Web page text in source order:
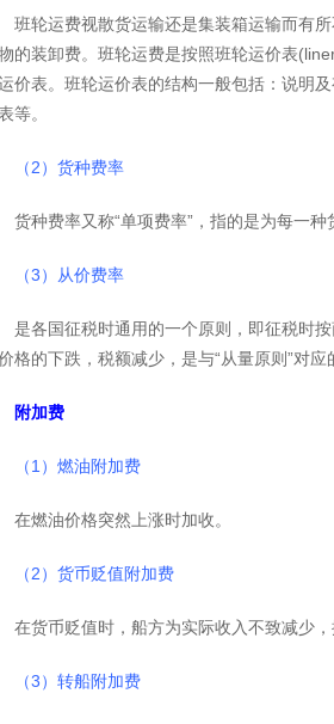
班轮运费视散货运输还是集装箱运输而有
的装卸费。班轮运费是按照班轮运价表
价表。班轮运价表的结构一般包括：说明
等。
（2）货种费率
货种费率又称“单项费率”，指的是为每一种
（3）从价费率
是各国征税时通用的一个原则，即征税时
格的下跌，税额减少，是与“从量原则”对应
附加费
（1）燃油附加费
在燃油价格突然上涨时加收。
（2）货币贬值附加费
在货币贬值时，船方为实际收入不致减少
（3）转船附加费